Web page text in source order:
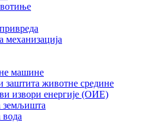
машине
заштита животне средине
извори енергије (ОИЕ)
земљишта
вода